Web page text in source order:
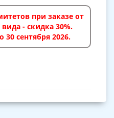
при заказе от
- скидка 30%.
30 сентября 2026.